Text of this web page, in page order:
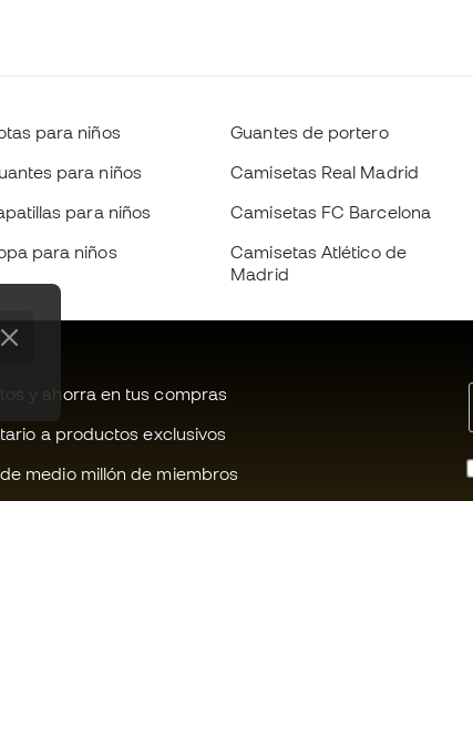
para niños
para niños
para niños
para niños
Guantes de portero
Camisetas Real Madrid
Camisetas FC Barcelona
Camisetas Atlético de
Madrid
y ahorra en tus compras
a productos exclusivos
medio millón de miembros